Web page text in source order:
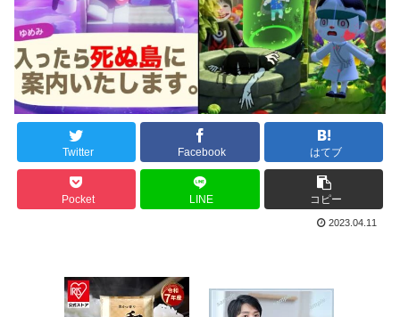
Twitter Facebook はてブ
Pocket LINE コピー
2023.04.11